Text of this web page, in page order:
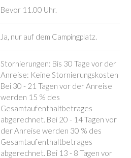
Bevor 11.00 Uhr.
Ja, nur auf dem Campingplatz.
Stornierungen: Bis 30 Tage vor der
Anreise: Keine Stornierungskosten
Bei 30 - 21 Tagen vor der Anreise
werden 15 % des
Gesamtaufenthaltbetrages
abgerechnet. Bei 20 - 14 Tagen vor
der Anreise werden 30 % des
Gesamtaufenthaltbetrages
abgerechnet. Bei 13 - 8 Tagen vor